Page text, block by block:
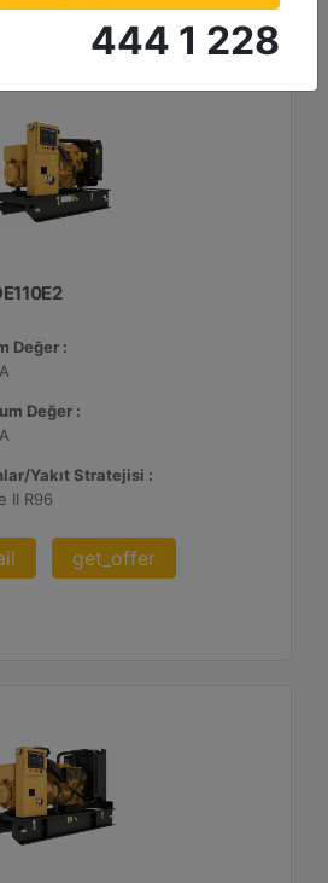
Değer :
Değer :
Yakıt Stratejisi :
II R96
get_offer
444 1 228